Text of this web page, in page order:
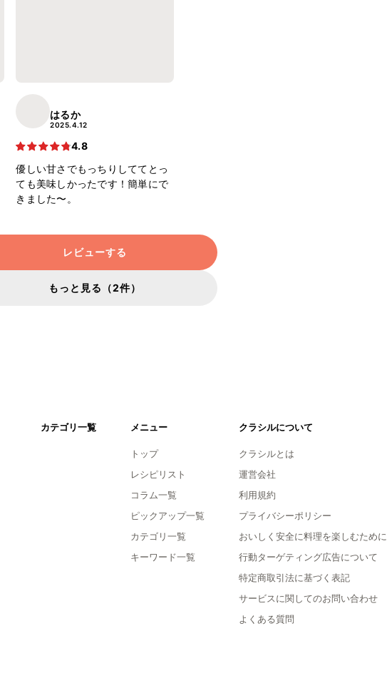
はるか
2025.4.12
4.8
優しい甘さでもっちりしててとっ
ても美味しかったです！簡単にで
きました〜。
レビューする
もっと見る（2件）
カテゴリ一覧 メニュー
トップ
レシピリスト
コラム一覧
ピックアップ一覧
カテゴリ一覧
キーワード一覧
クラシルについて
クラシルとは
運営会社
利用規約
プライバシーポリシー
おいしく安全に料理を楽しむために
行動ターゲティング広告について
特定商取引法に基づく表記
サービスに関してのお問い合わせ
よくある質問